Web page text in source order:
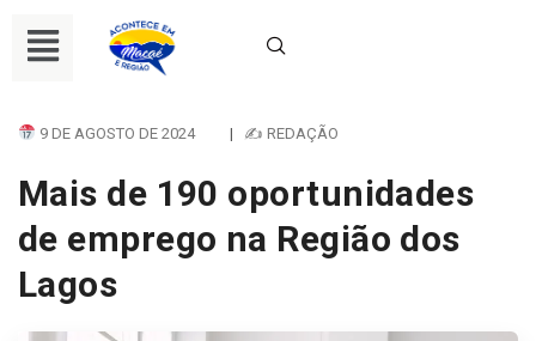
9 DE AGOSTO DE 2024 | ✍ REDAÇÃO
Mais de 190 oportunidades
de emprego na Região dos
Lagos